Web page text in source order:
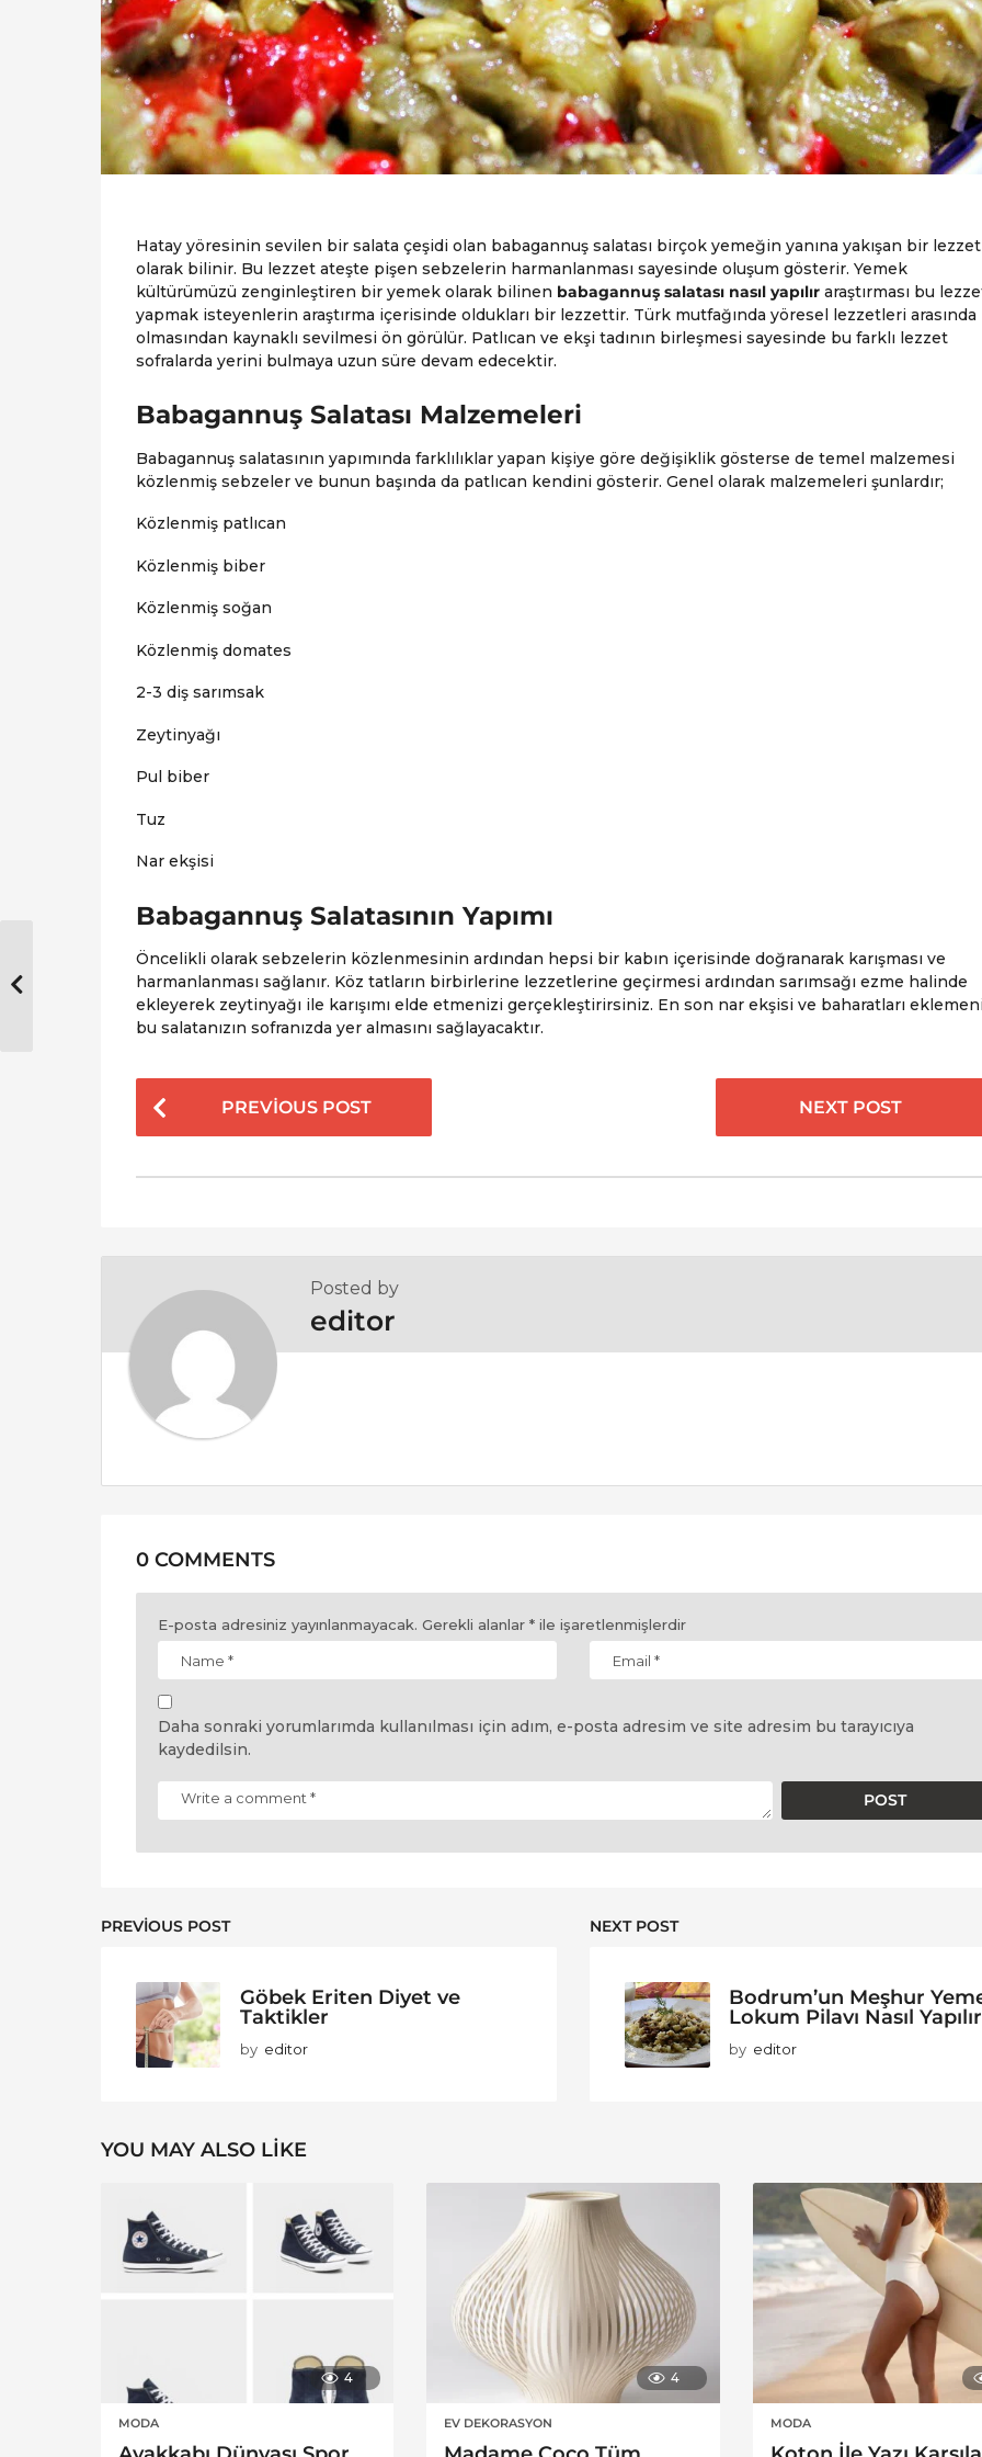
Hatay yöresinin sevilen bir salata çeşidi olan babagannuş salatası birçok yemeğin yanına yakışan bir lezzet
olarak bilinir. Bu lezzet ateşte pişen sebzelerin harmanlanması sayesinde oluşum gösterir. Yemek
kültürümüzü zenginleştiren bir yemek olarak bilinen babagannuş salatası nasıl yapılır araştırması bu
yapmak isteyenlerin araştırma içerisinde oldukları bir lezzettir. Türk mutfağında yöresel lezzetleri arasında
olmasından kaynaklı sevilmesi ön görülür. Patlıcan ve ekşi tadının birleşmesi sayesinde bu farklı lezzet
sofralarda yerini bulmaya uzun süre devam edecektir.
Babagannuş Salatası Malzemeleri
Babagannuş salatasının yapımında farklılıklar yapan kişiye göre değişiklik gösterse de temel malzemesi
közlenmiş sebzeler ve bunun başında da patlıcan kendini gösterir. Genel olarak malzemeleri şunlardır;
Közlenmiş patlıcan
Közlenmiş biber
Közlenmiş soğan
Közlenmiş domates
2-3 diş sarımsak
Zeytinyağı
Pul biber
Tuz
Nar ekşisi
Babagannuş Salatasının Yapımı
Öncelikli olarak sebzelerin közlenmesinin ardından hepsi bir kabın içerisinde doğranarak karışması ve
harmanlanması sağlanır. Köz tatların birbirlerine lezzetlerine geçirmesi ardından sarımsağı ezme halinde
ekleyerek zeytinyağı ile karışımı elde etmenizi gerçekleştirirsiniz. En son nar ekşisi ve baharatları
bu salatanızın sofranızda yer almasını sağlayacaktır.
t
n
t
n
PREVIOUS POST NEXT POST
Posted by
editor
0 COMMENTS
E-posta adresiniz yayınlanmayacak. Gerekli alanlar * ile işaretlenmişlerdir
Daha sonraki yorumlarımda kullanılması için adım, e-posta adresim ve site adresim bu tarayıcıya
kaydedilsin.
PREVIOUS POST
Göbek Eriten Diyet ve
Taktikler
by editor
NEXT POST
Bodrum’un Meşhur
Lokum Pilavı Nasıl
by editor
YOU MAY ALSO LIKE
4
MODA
4
EV DEKORASYON MODA